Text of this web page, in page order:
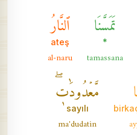
تَمَسَّنَا
*
tamassana
ٱلنَّارُ
ateş
al-naru
مَّعۡدُودَٰتٖۖ
sayılı
ma'dudatin